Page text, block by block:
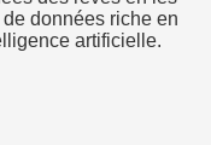
données riche en
artificielle.